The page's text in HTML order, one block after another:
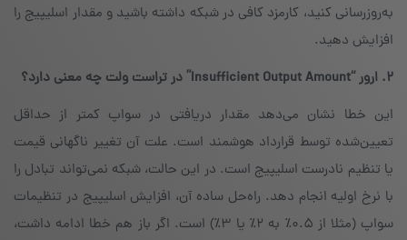
به‌روزرسانی کنید، کارمزد کافی در شبکه داشته باشید و مقدار اسلیپیج را
افزایش دهید.
۲. ارور “Insufficient Output Amount” در تراست ولت چه معنی دارد؟
این خطا نشان می‌دهد مقدار دریافتی در سواپ کمتر از حداقل
تعیین‌شده توسط قرارداد هوشمند است. علت آن تغییر ناگهانی قیمت
یا تنظیم نادرست اسلیپیج است. در این حالت، شبکه نمی‌تواند تبادل را
با نرخ اولیه انجام دهد. راه‌حل ساده آن، افزایش اسلیپیج در تنظیمات
سواپ (مثلا از ۰.۵٪ به ۲٪ یا ۳٪) است. اگر باز هم خطا ادامه داشت،